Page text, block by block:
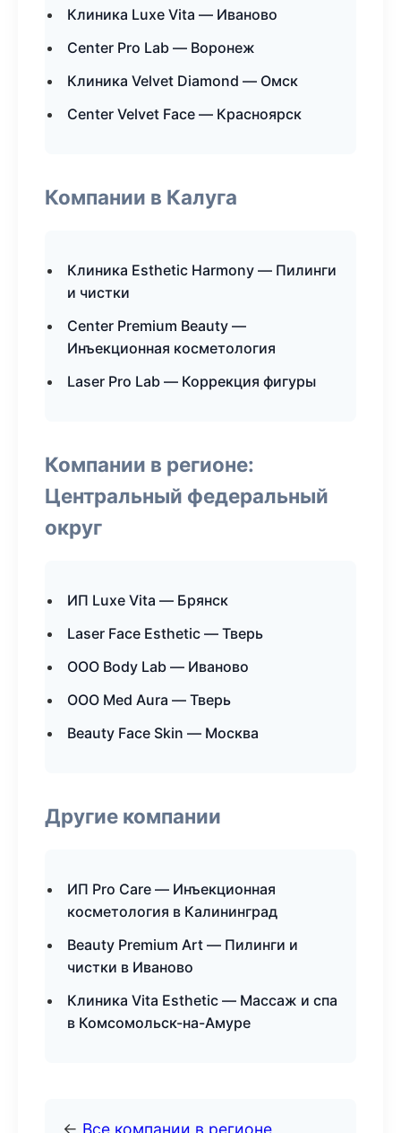
Клиника Luxe Vita — Иваново
Center Pro Lab — Воронеж
Клиника Velvet Diamond — Омск
Center Velvet Face — Красноярск
Компании в Калуга
Клиника Esthetic Harmony — Пилинги
и чистки
Center Premium Beauty —
Инъекционная косметология
Laser Pro Lab — Коррекция фигуры
Компании в регионе:
Центральный федеральный
округ
ИП Luxe Vita — Брянск
Laser Face Esthetic — Тверь
ООО Body Lab — Иваново
ООО Med Aura — Тверь
Beauty Face Skin — Москва
Другие компании
ИП Pro Care — Инъекционная
косметология в Калининград
Beauty Premium Art — Пилинги и
чистки в Иваново
Клиника Vita Esthetic — Массаж и спа
в Комсомольск-на-Амуре
← Все компании в регионе